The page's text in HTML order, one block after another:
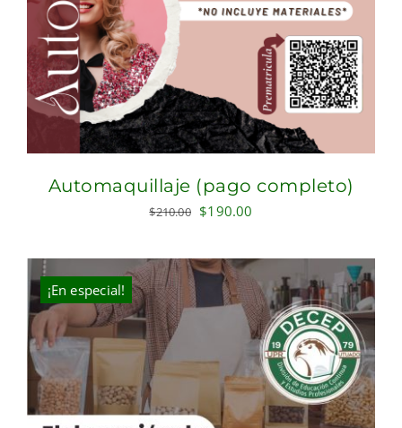
Automaquillaje (pago completo)
$210.00 Original
was:
$210.00.
$190.00
is:
$190.00.
¡En especial!